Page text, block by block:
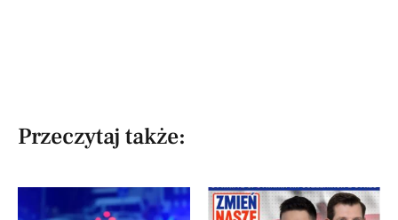
Przeczytaj także: